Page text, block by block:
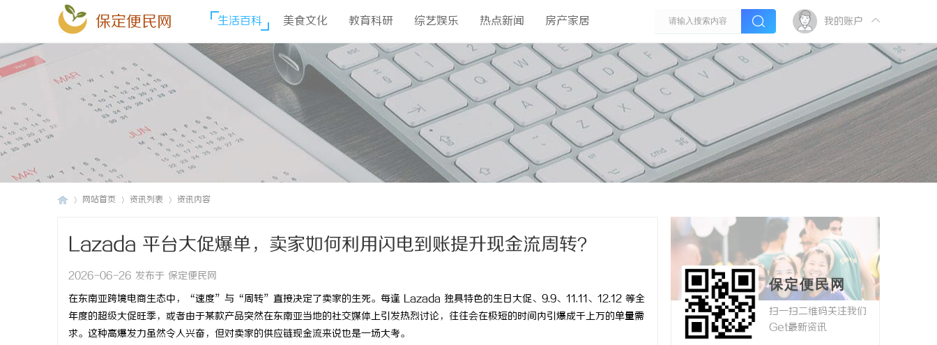
保定便民网 生活百科 美食文化 教育科研 综艺娱乐 热点新闻 房产家居 我的账户
网站首页 资讯列表 资讯内容
Lazada 平台大促爆单，卖家如何利用闪电到账提升现金流周转？
2026-06-26 发布于 保定便民网
在东南亚跨境电商生态中，“速度”与“周转”直接决定了卖家的生死。每逢 Lazada 独具特色的生日大促、9.9、11.11、12.12 等全
年度的超级大促旺季，或者由于某款产品突然在东南亚当地的社交媒体上引发热烈讨论，往往会在极短的时间内引爆成千上万的单量需
求。这种高爆发力虽然令人兴奋，但对卖家的供应链现金流来说也是一场大考。
保定便民网
扫一扫二维码关注我们
Get最新资讯